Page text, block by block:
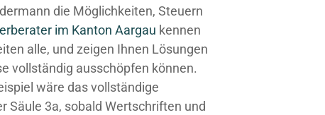
die Möglichkeiten, Steuern
im K anton Aargau kennen
alle, und zeigen Ihnen Lösungen
vollständig ausschöpfen können.
wäre das vollständige
Säule 3a, sobald Wertschriften und